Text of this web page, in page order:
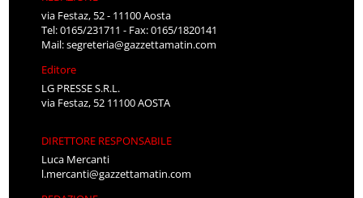
via Festaz, 52 - 11100 Aosta
Tel: 0165/231711 - Fax: 0165/1820141
Mail:segreteria@gazzettamatin.com
Editore
LG PRESSE S.R.L.
via Festaz, 52 11100 AOSTA
DIRETTORE RESPONSABILE
Luca Mercanti
l.mercanti@gazzettamatin.com